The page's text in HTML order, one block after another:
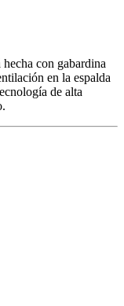
con gabardina
en la espalda
de alta